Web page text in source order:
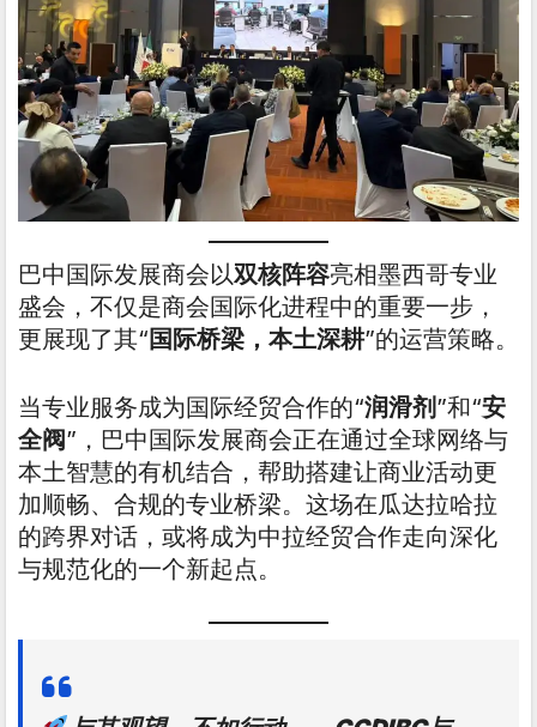
巴中国际发展商会以双核阵容亮相墨西哥专业
盛会，不仅是商会国际化进程中的重要一步，
更展现了其“国际桥梁，本土深耕”的运营策略。
当专业服务成为国际经贸合作的“润滑剂 ”和“安
全阀”，巴中国际发展商会正在通过全球网络与
本土智慧的有机结合，帮助搭建让商业活动更
加顺畅、合规的专业桥梁。这场在瓜达拉哈拉
的跨界对话，或将成为中拉经贸合作走向深化
与规范化的一个新起点。